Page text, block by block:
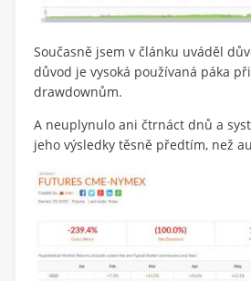
Současně jsem v článku uváděl
důvod je vysoká používaná páka
drawdownům.
A neuplynulo ani čtrnáct dnů a
jeho výsledky těsně předtím, než